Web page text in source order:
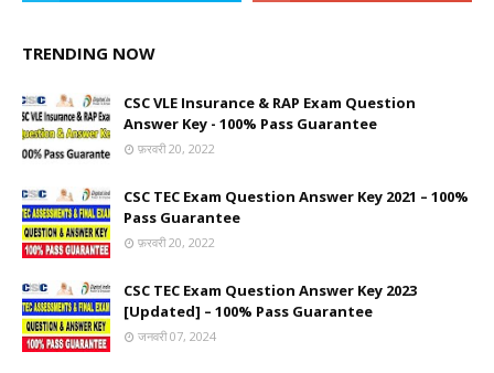
TRENDING NOW
CSC VLE Insurance & RAP Exam Question
Answer Key - 100% Pass Guarantee
फ़रवरी 20, 2022
CSC TEC Exam Question Answer Key 2021 – 100%
Pass Guarantee
फ़रवरी 20, 2022
CSC TEC Exam Question Answer Key 2023
[Updated] – 100% Pass Guarantee
जनवरी 07, 2024